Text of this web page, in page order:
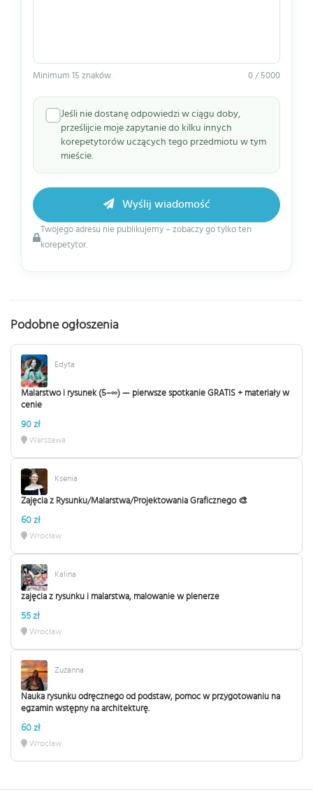
Minimum 15 znaków. 0 / 5000
Jeśli nie dostanę odpowiedzi w ciągu doby,
prześlijcie moje zapytanie do kilku innych
korepetytorów uczących tego przedmiotu w tym
mieście.
Twojego adresu nie publikujemy – zobaczy go tylko ten
korepetytor.
Wyślij wiadomość
Podobne ogłoszenia
Edyta
Malarstwo i rysunek (5–∞) — pierwsze spotkanie GRATIS + materiały w
cenie
90 zł
Warszawa
Ksenia
Zajęcia z Rysunku/Malarstwa/Projektowania Graficznego 🎨
60 zł
Wrocław
Kalina
zajęcia z rysunku i malarstwa, malowanie w plenerze
55 zł
Wrocław
Zuzanna
Nauka rysunku odręcznego od podstaw, pomoc w przygotowaniu na
egzamin wstępny na architekturę.
60 zł
Wrocław